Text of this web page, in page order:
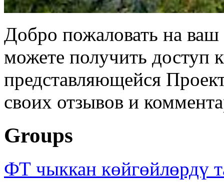
Добро пожаловать на
можете получить доступ
представляющейся
своих отзывов и
Groups
ФТ чыккан көйгөйлөрдү